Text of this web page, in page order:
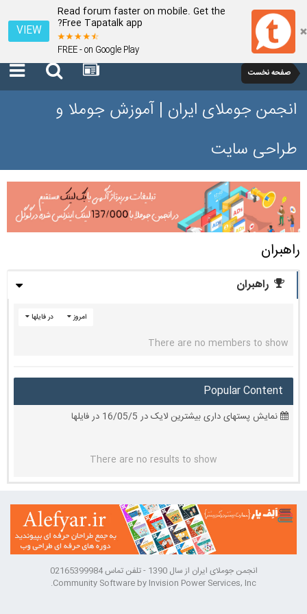
Read forum faster on mobile. Get the
Free Tapatalk app?
FREE - on Google Play
VIEW
صفحه نخست
انجمن جوملای ایران | آموزش جوملا و
طراحی سایت
راهبران
راهبران
در فایلها امروز
There are no members to show
Popular Content
نمایش پستهای داری بیشترین لایک در 16/05/5 در فایلها
There are no results to show
انجمن جوملای ایران از سال 1390 - تلفن تماس 02165399984
Community Software by Invision Power Services, Inc.